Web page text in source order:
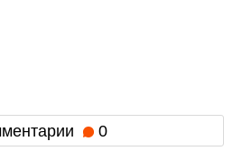
0